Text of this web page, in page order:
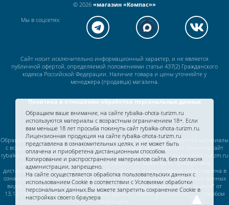
© 2026 «магазин «Компас»»
Мы в соцсетях:
Сайт носит исключительно информационный характер, и не является
публичной офертой, определяемой положениями статьи 437(2) Гражданского
кодекса Российской Федерации. Наличие товара и цены уточняйте у
менеджера (продавца) магазина.
Политика в отношении обработки персональных данных
Работаем без выходных
Обращаем Ваше внимание, на сайте rybalka-ohota-turizm.ru используются материалы
с возрастным ограничением 18+. Если Вам меньше 18 лет просьба покинуть сайт
rybalka-ohota-turizm.ru. Вся лицензионная продукция на сайте rybalka-ohota-turizm.ru
представлена в ознакомительных целях, и не может быть приобретена
дистанционным способом. Информация о наличии и цене товаров представлена в
ознакомительных целях для лиц достигших 18 лет. Правила приобретения данных
видов товаров строго регламентированы Федеральным законом "Об оружии" от
13.12.1996 N 150-ФЗ. Оплата и доставка данного товара дистанционным способом
запрещена.
Обращаем ваше внимание, на сайте rybalka-ohota-turizm.ru
используются материалы с возрастным ограничением 18+. Если
вам меньше 18 лет просьба покинуть сайт rybalka-ohota-turizm.ru.
Лицензионная продукция на сайте rybalka-ohota-turizm.ru
представлена в ознакомительных целях, и не может быть
оплачена и приобретена дистанционным способом.
Копирование и распространение материалов сайта, без согласия
администрации, запрещено.
На сайте осуществляется обработка пользовательских данных с
использованием Cookie в соответствии c Условиями обработки
персональных данных.Вы можете запретить сохранение Cookie в
настройках своего браузера